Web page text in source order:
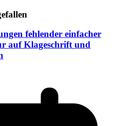
fehlender einfacher
auf Klageschrift und